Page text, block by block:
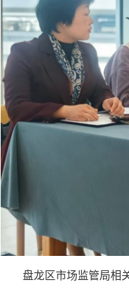
盘龙区市场监管局相